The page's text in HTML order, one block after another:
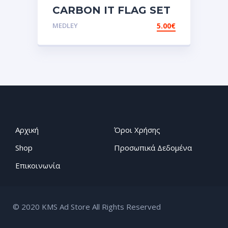
CARBON IT FLAG SET
Αυτοκόλλητες ετικέτες
Σμάλτου.Αυτοκόλλητα.stickers
MEDLEY 5.00€
Αρχική
Shop
Επικοινωνία
Όροι Χρήσης
Προσωπικά Δεδομένα
© 2020 KMS Ad Store All Rights Reserved